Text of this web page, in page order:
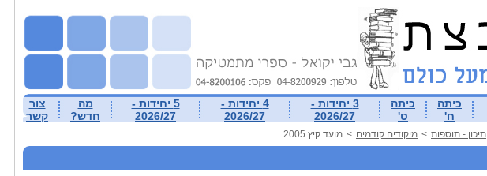
כיתה
ח'
כיתה
ט'
3 יחידות -
2026/27
4 יחידות -
2026/27
5 יחידות -
2026/27
מה
חדש?
צור
קשר
תיכון - תוספות > מיקודים קודמים > מועד קיץ 2005